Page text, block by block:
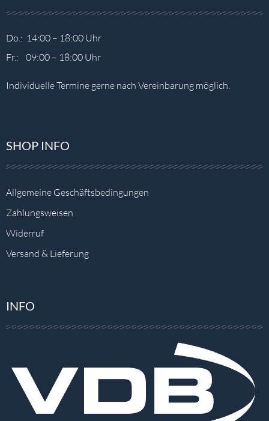
Do.: 14:00 – 18:00 Uhr
Fr.: 09:00 – 18:00 Uhr
Individuelle Termine gerne nach Vereinbarung möglich.
SHOP INFO
Allgemeine Geschäftsbedingungen
Zahlungsweisen
Widerruf
Versand & Lieferung
INFO